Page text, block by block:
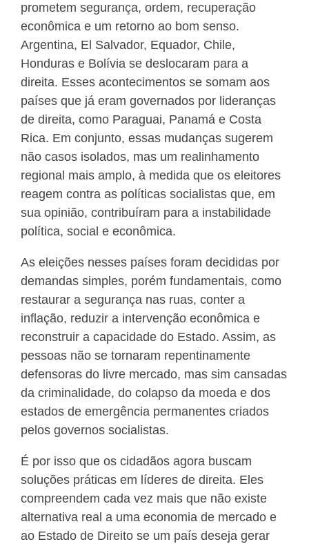
prometem segurança, ordem, recuperação
econômica e um retorno ao bom senso.
Argentina, El Salvador, Equador, Chile,
Honduras e Bolívia se deslocaram para a
direita. Esses acontecimentos se somam aos
países que já eram governados por lideranças
de direita, como Paraguai, Panamá e Costa
Rica. Em conjunto, essas mudanças sugerem
não casos isolados, mas um realinhamento
regional mais amplo, à medida que os eleitores
reagem contra as políticas socialistas que, em
sua opinião, contribuíram para a instabilidade
política, social e econômica.
As eleições nesses países foram decididas por
demandas simples, porém fundamentais, como
restaurar a segurança nas ruas, conter a
inflação, reduzir a intervenção econômica e
reconstruir a capacidade do Estado. Assim, as
pessoas não se tornaram repentinamente
defensoras do livre mercado, mas sim cansadas
da criminalidade, do colapso da moeda e dos
estados de emergência permanentes criados
pelos governos socialistas.
É por isso que os cidadãos agora buscam
soluções práticas em líderes de direita. Eles
compreendem cada vez mais que não existe
alternativa real a uma economia de mercado e
ao Estado de Direito se um país deseja gerar